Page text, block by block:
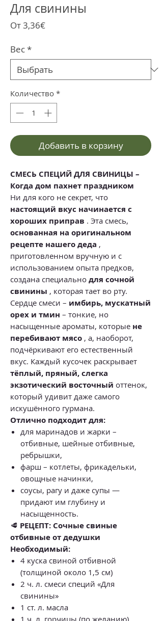
Для свинины
От3,36€Спеццена
Вес*
Количество *
Добавить в корзину
СМЕСЬ СПЕЦИЙ ДЛЯ СВИНИЦЫ –
Когда дом пахнет праздником
Ни для кого не секрет, что
настоящий вкус начинается с
хороших приправ . Эта смесь,
основанная на оригинальном
рецепте нашего деда ,
приготовленном вручную и с
использованием опыта предков,
создана специально для сочной
свинины , которая тает во рту.
Сердце смеси – имбирь, мускатный
орех и тмин – тонкие, но
насыщенные ароматы, которые не
перебивают мясо , а, наоборот,
подчёркивают его естественный
вкус. Каждый кусочек раскрывает
тёплый, пряный, слегка
экзотический восточный оттенок,
который удивит даже самого
искушённого гурмана.
Отлично подходит для:
для маринадов и жарки –
отбивные, шейные отбивные,
ребрышки,
фарш – котлеты, фрикадельки,
овощные начинки,
соусы, рагу и даже супы —
придают им глубину и
насыщенность.
🥩 РЕЦЕПТ: Сочные свиные
отбивные от дедушки
Необходимый:
4 куска свиной отбивной
(толщиной около 1,5 см)
2 ч. л. смеси специй «Для
свинины»
1 ст. л. масла
1 ч. л. горчицы (по желанию)